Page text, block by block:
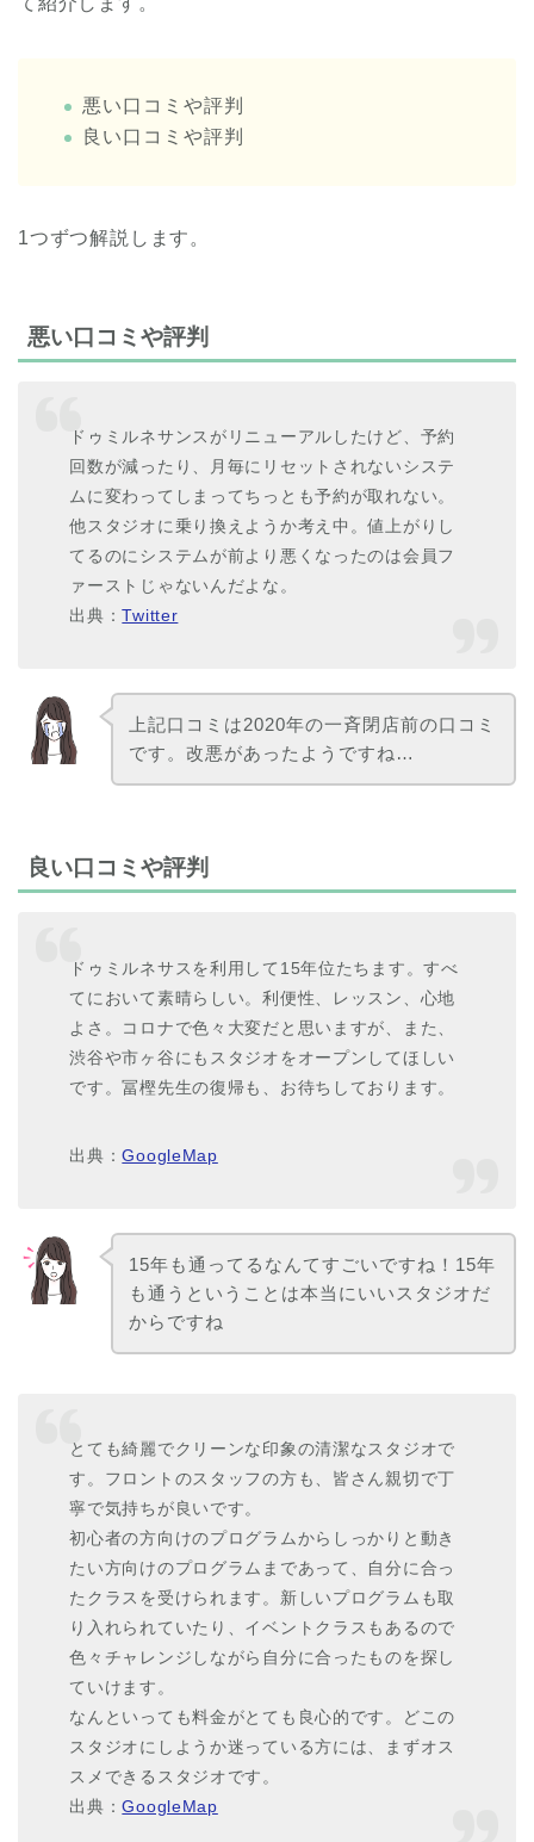
悪い口コミや評判
良い口コミや評判
1つずつ解説します。
悪い口コミや評判
ドゥミルネサンスがリニューアルしたけど、予約
回数が減ったり、月毎にリセットされないシステ
ムに変わってしまってちっとも予約が取れない。
他スタジオに乗り換えようか考え中。値上がりし
てるのにシステムが前より悪くなったのは会員フ
ァーストじゃないんだよな。
出典：Twitter
上記口コミは2020年の一斉閉店前の口コミ
です。改悪があったようですね…
良い口コミや評判
ドゥミルネサスを利用して15年位たちます。すべ
てにおいて素晴らしい。利便性、レッスン、心地
よさ。コロナで色々大変だと思いますが、また、
渋谷や市ヶ谷にもスタジオをオープンしてほしい
です。冨樫先生の復帰も、お待ちしております。
出典：GoogleMap
15年も通ってるなんてすごいですね！15年
も通うということは本当にいいスタジオだ
からですね
とても綺麗でクリーンな印象の清潔なスタジオで
す。フロントのスタッフの方も、皆さん親切で丁
寧で気持ちが良いです。
初心者の方向けのプログラムからしっかりと動き
たい方向けのプログラムまであって、自分に合っ
たクラスを受けられます。新しいプログラムも取
り入れられていたり、イベントクラスもあるので
色々チャレンジしながら自分に合ったものを探し
ていけます。
なんといっても料金がとても良心的です。どこの
スタジオにしようか迷っている方には、まずオス
スメできるスタジオです。
出典：GoogleMap